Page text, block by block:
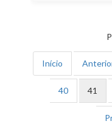
Início
40 41